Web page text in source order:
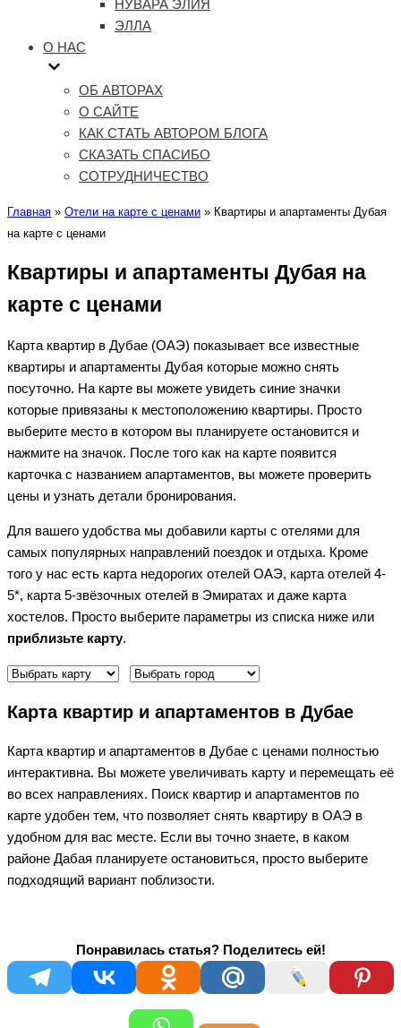
НУВАРА ЭЛИЯ
ЭЛЛА
О НАС
ОБ АВТОРАХ
О САЙТЕ
КАК СТАТЬ АВТОРОМ БЛОГА
СКАЗАТЬ СПАСИБО
СОТРУДНИЧЕСТВО
Главная » Отели на карте с ценами » Квартиры и апартаменты Дубая
на карте с ценами
Квартиры и апартаменты Дубая на
карте с ценами
Карта квартир в Дубае (ОАЭ) показывает все известные
квартиры и апартаменты Дубая которые можно снять
посуточно. На карте вы можете увидеть синие значки
которые привязаны к местоположению квартиры. Просто
выберите место в котором вы планируете остановится и
нажмите на значок. После того как на карте появится
карточка с названием апартаментов, вы можете проверить
цены и узнать детали бронирования.
Для вашего удобства мы добавили карты с отелями для
самых популярных направлений поездок и отдыха. Кроме
того у нас есть карта недорогих отелей ОАЭ, карта отелей 4-
5*, карта 5-звёзочных отелей в Эмиратах и даже карта
хостелов. Просто выберите параметры из списка ниже или
приблизьте карту.
Карта квартир и апартаментов в Дубае
Карта квартир и апартаментов в Дубае с ценами полностью
интерактивна. Вы можете увеличивать карту и перемещать её
во всех направлениях. Поиск квартир и апартаментов по
карте удобен тем, что позволяет снять квартиру в ОАЭ в
удобном для вас месте. Если вы точно знаете, в каком
районе Дабая планируете остановиться, просто выберите
подходящий вариант поблизости.
Понравилась статья? Поделитесь ей!